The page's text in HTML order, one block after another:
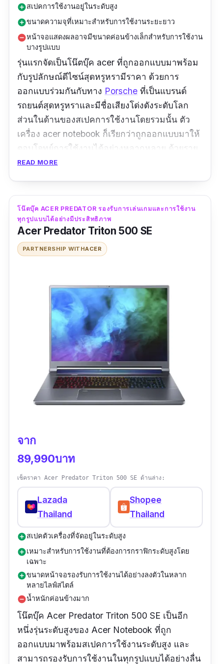
add_circleสเปคการใช้งานอยู่ในระดับสูง
add_circleขนาดความจุที่เหมาะสำหรับการใช้งานระยะยาว
remove_circleหน้าจอแสดงผลอาจมีขนาดค่อนข้างเล็กสำหรับการใช้งาน
บางรูปแบบ
รุ่นแรกจัดเป็นโน๊ตบุ๊ค acer ที่ถูกออกแบบมาพร้อม
กับรูปลักษณ์ดีไซน์สุดหรูหรามีราคา ด้วยการ
ออกแบบร่วมกันกับทาง Porsche ที่เป็นแบรนด์
รถยนต์สุดหรูหราและมีชื่อเสียงโด่งดังระดับโลก
ส่วนในด้านของสเปคการใช้งานโดยรวมนั้น ตัว
เครื่อง acer notebook ก็เรียกว่าถูกออกแบบมาให้
ตอบโจทย์การใช้งานได้อย่างหลากหลาย ด้วยราย
ละเอียดการใช้งานโดยรวมที่ได้ถูกติดตั้งมาให้จาก
ได้ในช่วงเวลานี้ด้วยกันทั้งสิ้นครับ
ข้อมูลเฉพาะ
CPU : Intel Core i7-1165G7
ขนาดหน้าจอ :14 นิ้ว |ความจำ :1 TB
ระบบปฏิบัติการ : Windows 10|ปีที่ผลิต :
ยังไม่มีรีวิว
READ MORE
โน๊ตบุ๊ค ACER PREDATOR รองรับการเล่นเกมและการใช้งาน
ทุกรูปแบบได้อย่างมีประสิทธิภาพ
Acer Predator Triton 500 SE
PARTNERSHIP WITHACER
จาก
89,990บาท
เช็คราคา Acer Predator Triton 500 SE ด้านล่าง:
Lazada
Thailand
Shopee
Thailand
add_circleสเปคตัวเครื่องที่จัดอยู่ในระดับสูง
add_circleเหมาะสำหรับการใช้งานที่ต้องการกราฟิกระดับสูงโดย
เฉพาะ
add_circleขนาดหน้าจอรองรับการใช้งานได้อย่างลงตัวในหลาก
หลายไลฟ์สไตล์
remove_circleน้ำหนักค่อนข้างมาก
โน๊ตบุ๊ค Acer Predator Triton 500 SE เป็นอีก
หนึ่งรุ่นระดับสูงของ Acer Notebook ที่ถูก
ออกแบบมาพร้อมสเปคการใช้งานระดับสูง และ
สามารถรองรับการใช้งานในทุกรูปแบบได้อย่างลื่น